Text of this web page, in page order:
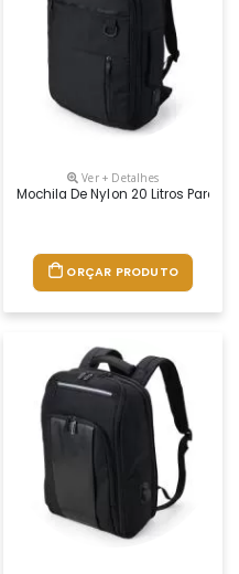
Ver + Detalhes
Mochila De Nylon 20 Litros Para
ORÇAR PRODUTO